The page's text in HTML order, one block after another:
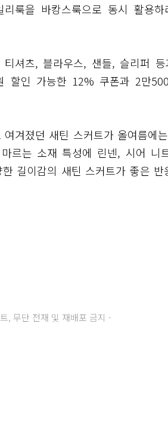
룩을 바캉스룩으로 동시 활용
셔츠, 블라우스, 샌들, 슬리퍼
할인 가능한 12% 쿠폰과 2만
겨졌던 새틴 스커트가 올여름에
르는 소재 특성에 린넨, 시어 니
길이감의 새틴 스커트가 좋은 반
, 무단 전재 및 재배포 금지 -